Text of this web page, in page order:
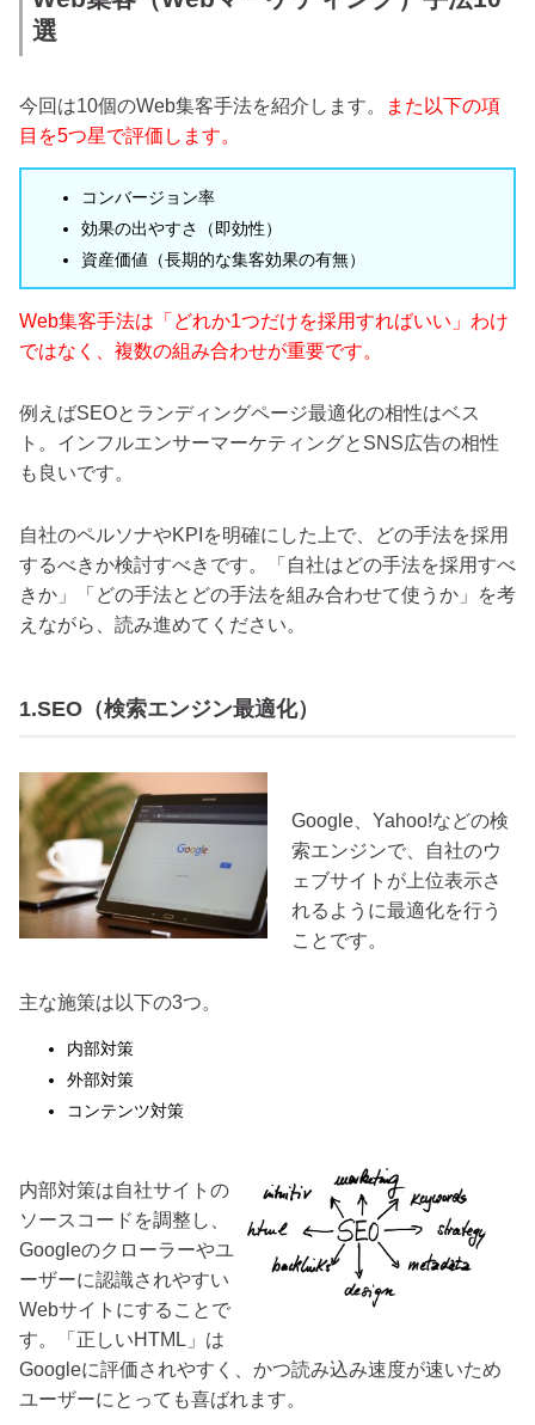
選
今回は10個のWeb集客手法を紹介します。
また以下の項
目を5つ星で評価します。
コンバージョン率
効果の出やすさ（即効性）
資産価値（長期的な集客効果の有無）
Web集客手法は「どれか1つだけを採用すればいい」わけ
ではなく、複数の組み合わせが重要です。
例えばSEOとランディングページ最適化の相性はベス
ト。インフルエンサーマーケティングとSNS広告の相性
も良いです。
自社のペルソナやKPIを明確にした上で、どの手法を採用
するべきか検討すべきです。「自社はどの手法を採用すべ
きか」「どの手法とどの手法を組み合わせて使うか」を考
えながら、読み進めてください。
1.SEO（検索エンジン最適化）
Google、Yahoo!などの検
索エンジンで、自社のウ
ェブサイトが上位表示さ
れるように最適化を行う
ことです。
主な施策は以下の3つ。
内部対策
外部対策
コンテンツ対策
内部対策は自社サイトの
ソースコードを調整し、
Googleのクローラーやユ
ーザーに認識されやすい
Webサイトにすることで
す。「正しいHTML」は
Googleに評価されやすく、かつ読み込み速度が速いため
ユーザーにとっても喜ばれます。